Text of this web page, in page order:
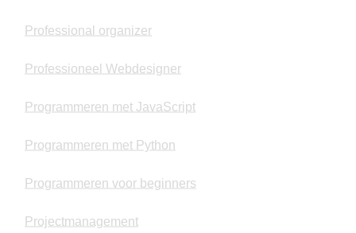
Professional organizer
Professioneel Webdesigner
Programmeren met JavaScript
Programmeren met Python
Programmeren voor beginners
Projectmanagement